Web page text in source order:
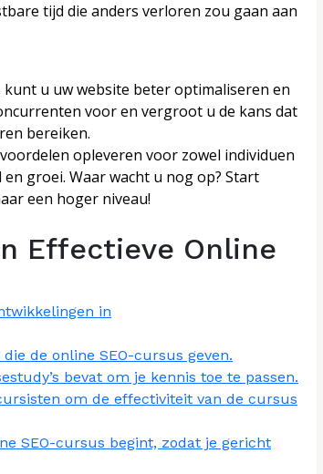
tijd die anders verloren zou gaan aan
u uw website beter optimaliseren en
voor en vergroot u de kans dat
bereiken.
opleveren voor zowel individuen
groei. Waar wacht u nog op? Start
een hoger niveau!
Effectieve Online
in
de online SEO-cursus geven.
bevat om je kennis toe te passen.
om de effectiviteit van de cursus
SEO-cursus begint, zodat je gericht